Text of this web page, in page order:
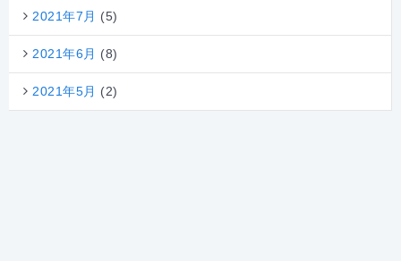
2021年7月 (5)
2021年6月 (8)
2021年5月 (2)